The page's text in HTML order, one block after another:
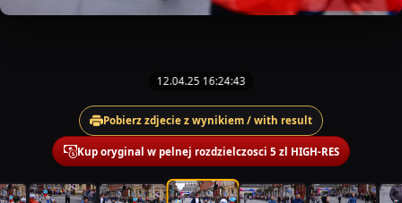
12.04.25 16:24:43
Pobierz zdjecie z wynikiem / with result
Kup oryginal w pelnej rozdzielczosci 5 zl HIGH-RES